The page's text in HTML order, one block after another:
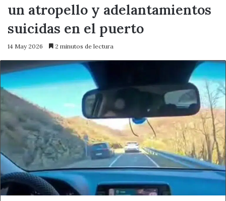
un atropello y adelantamientos
suicidas en el puerto
14 May 2026 2 minutos de lectura